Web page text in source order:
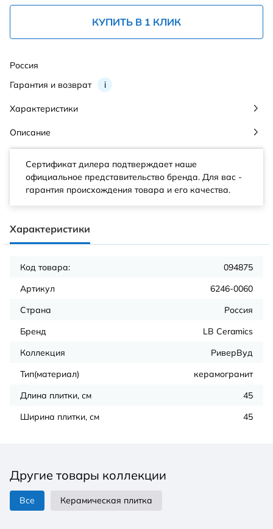
КУПИТЬ В 1 КЛИК
Гарантия и возврат i
Россия
Характеристики
Описание
Сертификат дилера подтверждает наше
официальное представительство бренда. Для вас -
гарантия происхождения товара и его качества.
Характеристики
Код товара:
094875
Артикул
6246-0060
Страна
Россия
Бренд
LB Ceramics
Коллекция
РиверВуд
Тип(материал)
керамогранит
Длина плитки, см
45
Ширина плитки, см
45
Другие товары коллекции
Все Керамическая плитка